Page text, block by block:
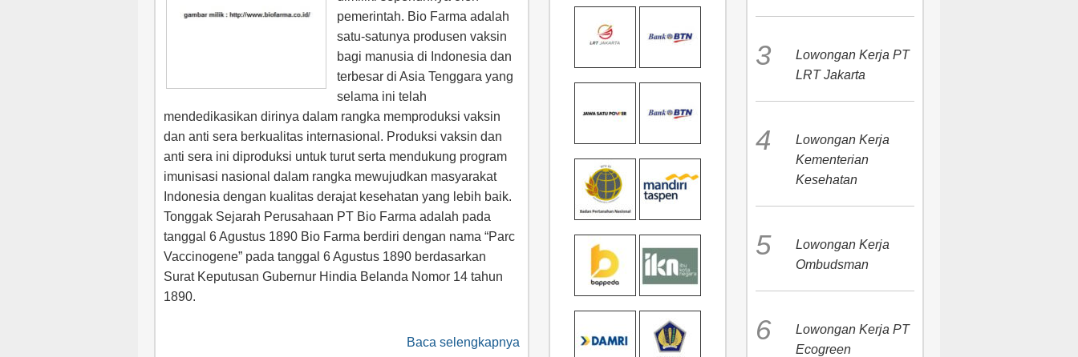
pemerintah. Bio Farma adalah
satu-satunya produsen vaksin
bagi manusia di Indonesia dan
terbesar di Asia Tenggara yang
selama ini telah
mendedikasikan dirinya dalam rangka memproduksi vaksin
dan anti sera berkualitas internasional. Produksi vaksin dan
anti sera ini diproduksi untuk turut serta mendukung program
imunisasi nasional dalam rangka mewujudkan masyarakat
Indonesia dengan kualitas derajat kesehatan yang lebih baik.
Tonggak Sejarah Perusahaan PT Bio Farma adalah pada
tanggal 6 Agustus 1890 Bio Farma berdiri dengan nama “Parc
Vaccinogene” pada tanggal 6 Agustus 1890 berdasarkan
Surat Keputusan Gubernur Hindia Belanda Nomor 14 tahun
1890.
Baca selengkapnya
Lowongan Kerja PT
LRT Jakarta
Lowongan Kerja
Kementerian
Kesehatan
Lowongan Kerja
Ombudsman
Lowongan Kerja PT
Ecogreen